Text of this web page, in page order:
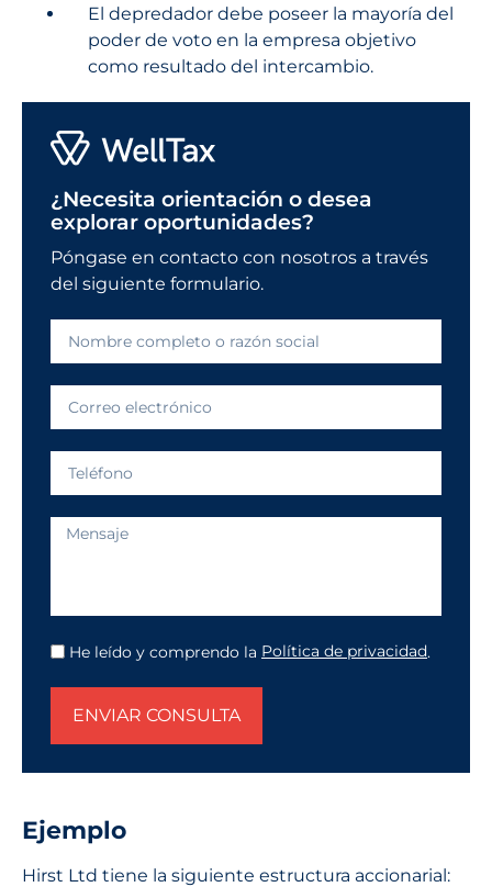
El depredador debe poseer la mayoría del
poder de voto en la empresa objetivo
como resultado del intercambio.
¿Necesita orientación o desea
explorar oportunidades?
Póngase en contacto con nosotros a través
del siguiente formulario.
He leído y comprendo la Política de privacidad.
ENVIAR CONSULTA
Ejemplo
Hirst Ltd tiene la siguiente estructura accionarial: